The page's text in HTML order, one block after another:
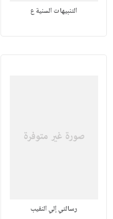
التنبيهات السنية ع
رسالتي إلي النقيب